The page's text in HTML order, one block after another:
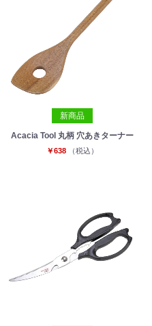
新商品
Acacia Tool 丸柄 穴あきターナー
￥638 （税込）